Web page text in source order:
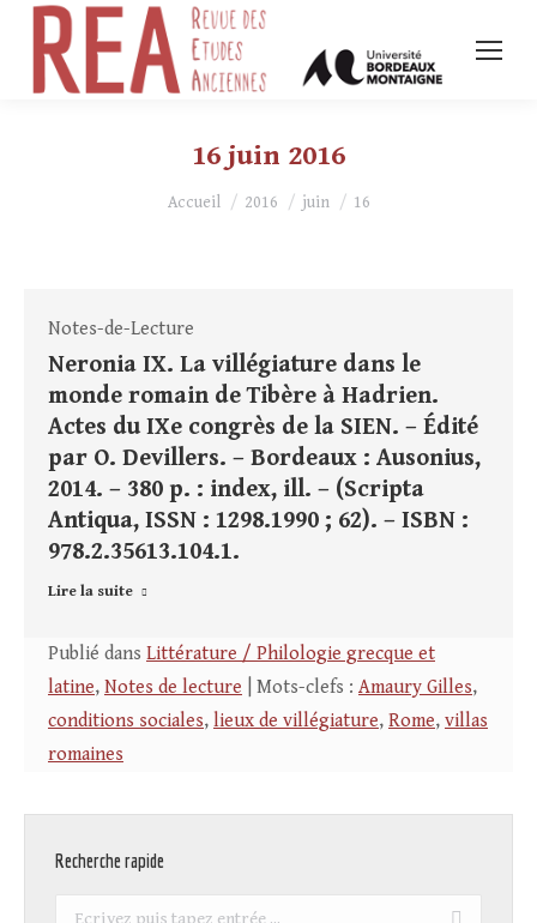
16 juin 2016
Vous êtes ici :
Accueil 2016 juin 16
Notes-de-Lecture
Neronia IX. La villégiature dans le
monde romain de Tibère à Hadrien.
Actes du IXe congrès de la SIEN. – Édité
par O. Devillers. – Bordeaux : Ausonius,
2014. – 380 p. : index, ill. – (Scripta
Antiqua, ISSN : 1298.1990 ; 62). – ISBN :
978.2.35613.104.1.
Lire la suite
Publié dans Littérature / Philologie grecque et
latine, Notes de lecture | Mots-clefs : Amaury Gilles,
conditions sociales, lieux de villégiature, Rome, villas
romaines
Recherche rapide
Recherche